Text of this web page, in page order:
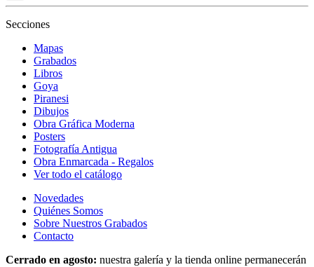
Secciones
Mapas
Grabados
Libros
Goya
Piranesi
Dibujos
Obra Gráfica Moderna
Posters
Fotografía Antigua
Obra Enmarcada - Regalos
Ver todo el catálogo
Novedades
Quiénes Somos
Sobre Nuestros Grabados
Contacto
Cerrado en agosto: nuestra galería y la tienda online permanecerán